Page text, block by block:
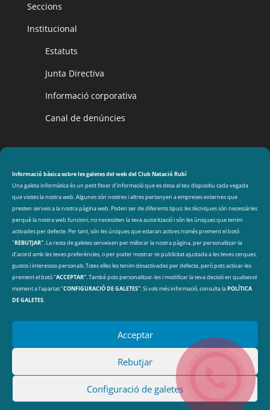
Informació bàsica sobre les galetes del web del Club Natació Rubí
Una galeta informàtica és un petit fitxer d’informació que es desa al teu dispositiu cada vegada
que visites la nostra web. Algunes són nostres i altres pertanyen a empreses externes que
presten serveis a la nostra pàgina web. Poden ser de diferents tipus: les tècniques són necessàries
perquè la nostra web funcioni, no necessiten la teva autorització i són les úniques que tenim
activades per defecte. Per tant, són les úniques que estaran actives només prement el botó
"REBUTJAR". La resta de galetes serveixen per millorar la nostra pàgina, per personalitzar-la
d’acord amb les teves preferències, o per poder mostrar-te publicitat ajustada a les teves cerques,
gustos i interessos personals. Totes elles les tenim desactivades per defecte, però pots activar-les
prement el botó "ACCEPTAR". També pots personalitzar-les i modificar la teva decisió en qualsevol
moment a l'apartat "CONFIGURACIÓ DE GALETES". Si vols més informació, consulta laPOLÍTICA
DE GALETES.
Acceptar
Rebutjar
Configuració de galetes
Seccions
Institucional
Estatuts
Junta Directiva
Informació corporativa
Canal de denúncies
Avinguda de les Olimpíades s/n, 08191 Rubí
DADES DE CONTACTE
cnr@cnrubi.cat
93 606 40 97
ARXIUArxius
® 2025 Club Natació Rubí |Política de protecció de
dades|Política de Privacitat|Política de galetes|